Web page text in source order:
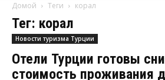
Домой Теги корал
Тег: корал
Новости туризма Турции
Отели Турции готовы
стоимость проживания